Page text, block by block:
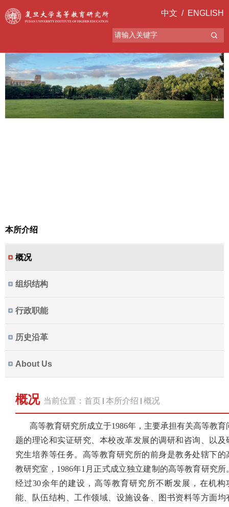
中文 / ENGLISH
本所介绍
概况
组织结构
行政职能
历史沿革
About Us
概况 当前位置： 首页 本所介绍 概况
高等教育研究所成立于1986年，主要承担有关高等教育
题的理论和实证研究、本校改革发展的调研和咨询、以及
究生培养等任务。高等教育研究所的前身是教务处辖下的
教研究室， 1986年1 月正式成立独立建制的高等教育研究所
经过30余年的建设，高等教育研究所不断发展，在机构
能、队伍结构、工作领域、设施设备、图书资料等方面均